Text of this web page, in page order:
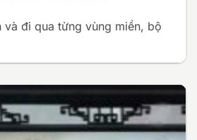
đi qua từng vùng miền, bộ